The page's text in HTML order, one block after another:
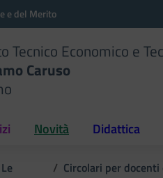
e del Merito
Tecnico Economico e
Caruso
Novità Didattica
Le
Circolari per